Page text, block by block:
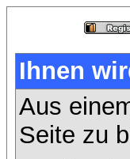
Ihnen
Aus
Seite zu